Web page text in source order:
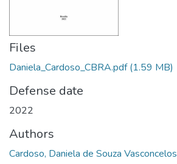
Files
Daniela_Cardoso_CBRA.pdf(1.59 MB)
Defense date
2022
Authors
Cardoso, Daniela de Souza Vasconcelos